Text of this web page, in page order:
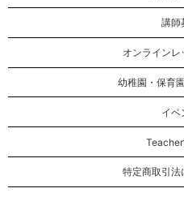
講師
オンラインレ
幼稚園・保育
イベ
特定商取引法